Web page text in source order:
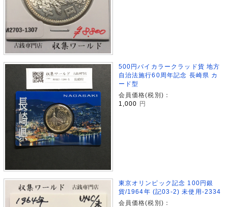
500円バイカラークラッド貨 地方
自治法施行60周年記念 長崎県 カ
ード型
会員価格(税別)：
1,000
円
東京オリンピック記念 100円銀
貨/1964年 (記03-2) 未使用-2334
会員価格(税別)：